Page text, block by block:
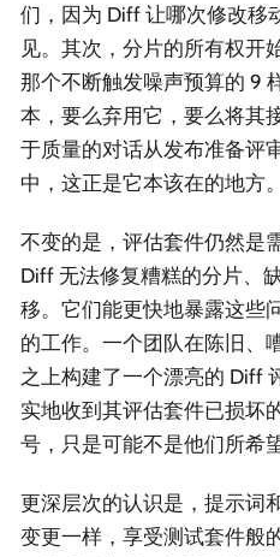
们，因为 Diff 让哪次修改移
见。其次，分片的所有权开
那个不断触发噪声预算的 9
本，要么弃用它，要么将其
于质量的对话从发布准备评
中，这正是它本该在的地方。
不变的是，评估套件仍然是
Diff 无法修复糟糕的分片、
移。它们能更快地暴露这些
的工作。一个团队在陈旧、
之上构建了一个漂亮的 Diff
实地收到其评估套件已损坏
号，只是可能不是他们所希
更深层次的认识是，提示词
变更一样，享受测试套件般